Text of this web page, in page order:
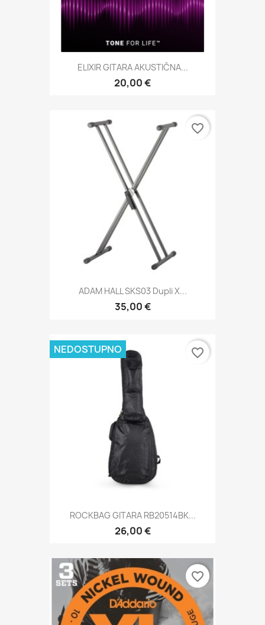
ELIXIR GITARA AKUSTIČNA...
20,00 €
ADAM HALL SKS03 Dupli X...
35,00 €
favorite_border
ROCKBAG GITARA RB20514BK...
26,00 €
NEDOSTUPNO favorite_border
favorite_border